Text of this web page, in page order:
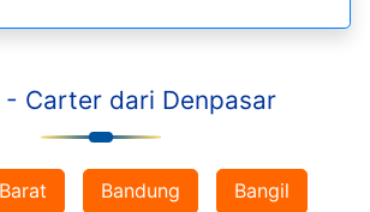
- Carter dari Denpasar
Bandung Bangil